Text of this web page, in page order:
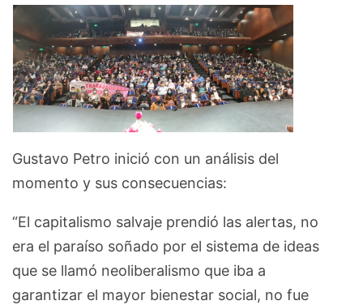
Gustavo Petro inició con un análisis del
momento y sus consecuencias:
“El capitalismo salvaje prendió las alertas, no
era el paraíso soñado por el sistema de ideas
que se llamó neoliberalismo que iba a
garantizar el mayor bienestar social, no fue